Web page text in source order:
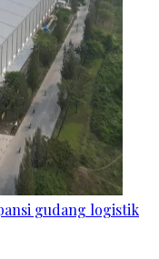
gudang logistik